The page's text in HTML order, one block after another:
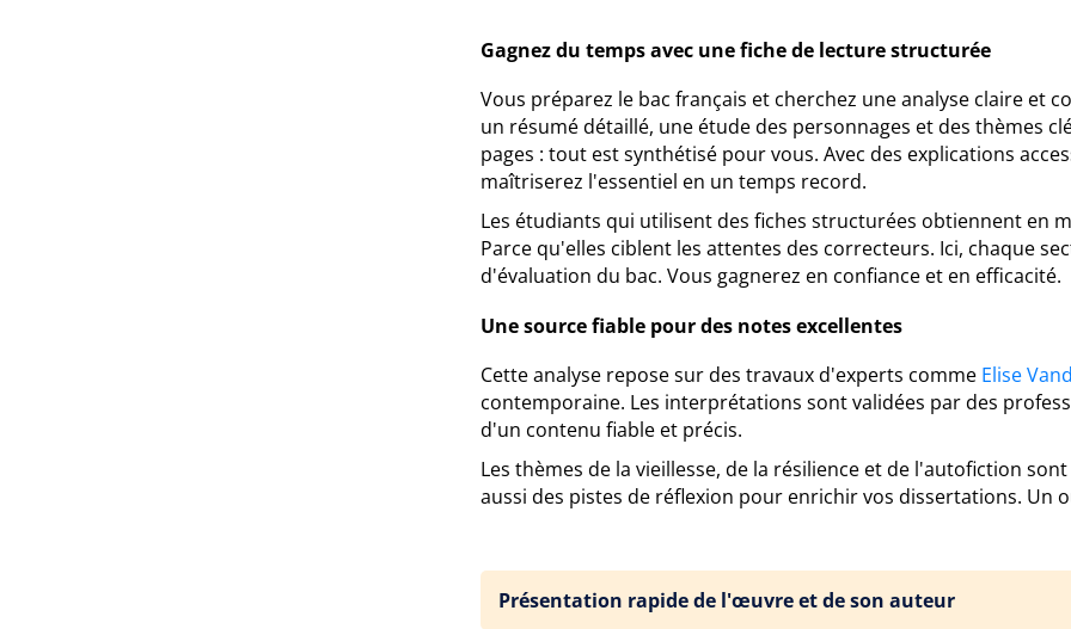
Gagnez du temps avec une fiche de lecture structurée
Vous préparez le bac français et cherchez une analyse claire et
un résumé détaillé, une étude des personnages et des thèmes
pages : tout est synthétisé pour vous. Avec des explications
maîtriserez l'essentiel en un temps record.
Les étudiants qui utilisent des fiches structurées obtiennent en
Parce qu'elles ciblent les attentes des correcteurs. Ici, chaque
d'évaluation du bac. Vous gagnerez en confiance et en efficacité.
Une source fiable pour des notes excellentes
Cette analyse repose sur des travaux d'experts comme Elise
contemporaine. Les interprétations sont validées par des
d'un contenu fiable et précis.
Les thèmes de la vieillesse, de la résilience et de l'autofiction
aussi des pistes de réflexion pour enrichir vos dissertations. Un
Présentation rapide de l'œuvre et de son auteur